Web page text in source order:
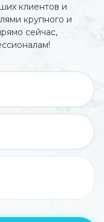
клиентов и
крупного и
сейчас,